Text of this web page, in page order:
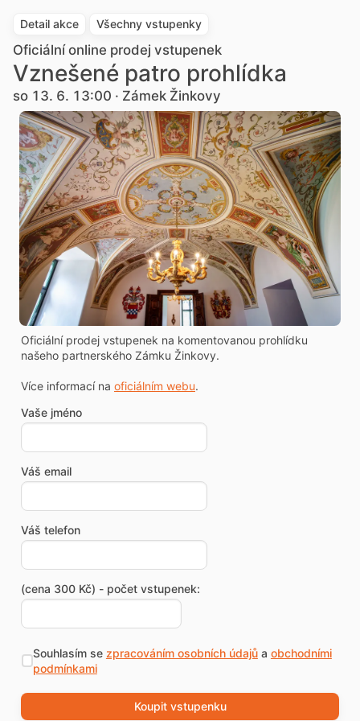
Detail akce Všechny vstupenky
Oficiální online prodej vstupenek
Vznešené patro prohlídka
so 13. 6. 13:00 · Zámek Žinkovy
Oficiální prodej vstupenek na komentovanou prohlídku
našeho partnerského Zámku Žinkovy.
Více informací na oficiálním webu.
Vaše jméno
Váš email
Váš telefon
(cena 300 Kč) - počet vstupenek:
Souhlasím se zpracováním osobních údajůa obchodními
podmínkami
Koupit vstupenku